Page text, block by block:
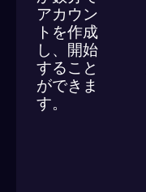
アカウン
トを作成
し、開始
すること
ができま
す。